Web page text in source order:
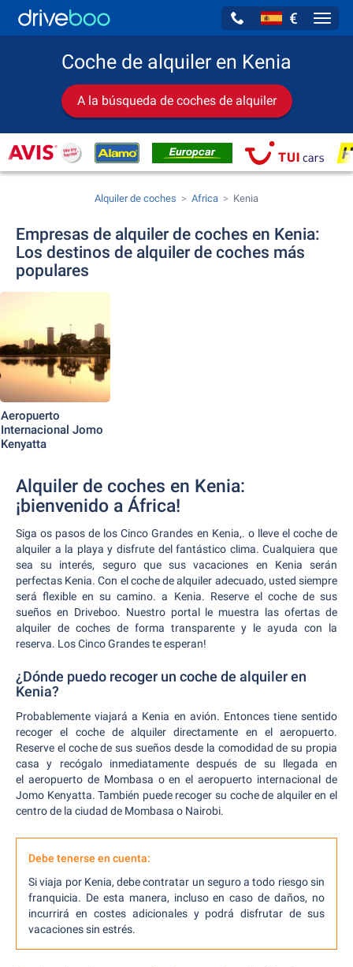
€
Coche de alquiler en Kenia
A la búsqueda de coches de alquiler
Alquiler de coches Africa Kenia
Empresas de alquiler de coches en Kenia:
Los destinos de alquiler de coches más
populares
Aeropuerto
Internacional Jomo
Kenyatta
Alquiler de coches en Kenia:
¡bienvenido a África!
Siga os pasos de los Cinco Grandes en Kenia,. o lleve el coche de
alquiler a la playa y disfrute del fantástico clima. Cualquiera que
sea su interés, seguro que sus vacaciones en Kenia serán
perfectas Kenia. Con el coche de alquiler adecuado, usted siempre
será flexible en su camino. a Kenia. Reserve el coche de sus
sueños en Driveboo. Nuestro portal le muestra las ofertas de
alquiler de coches de forma transparente y le ayuda con la
reserva. Los Cinco Grandes te esperan!
¿Dónde puedo recoger un coche de alquiler en
Kenia?
Probablemente viajará a Kenia en avión. Entonces tiene sentido
recoger el coche de alquiler directamente en el aeropuerto.
Reserve el coche de sus sueños desde la comodidad de su propia
casa y recógalo inmediatamente después de su llegada en
el aeropuerto de Mombasa o en el aeropuerto internacional de
Jomo Kenyatta. También puede recoger su coche de alquiler en el
centro de la ciudad de Mombasa o Nairobi.
Debe tenerse en cuenta:
Si viaja por Kenia, debe contratar un seguro a todo riesgo sin
franquicia. De esta manera, incluso en caso de daños, no
incurrirá en costes adicionales y podrá disfrutar de sus
vacaciones sin estrés.